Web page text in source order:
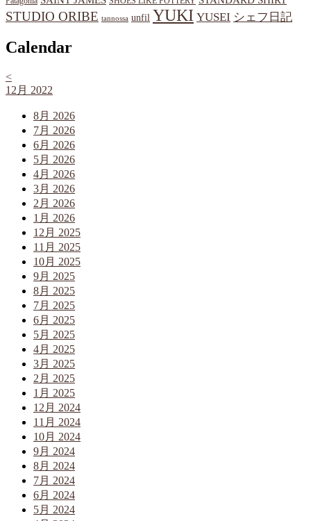
STUDIO ORIBE tannossa unfil YUKI YUSEI シェフ日記
Calendar
<
12月 2022
8月 2026
7月 2026
6月 2026
5月 2026
4月 2026
3月 2026
2月 2026
1月 2026
12月 2025
11月 2025
10月 2025
9月 2025
8月 2025
7月 2025
6月 2025
5月 2025
4月 2025
3月 2025
2月 2025
1月 2025
12月 2024
11月 2024
10月 2024
9月 2024
8月 2024
7月 2024
6月 2024
5月 2024